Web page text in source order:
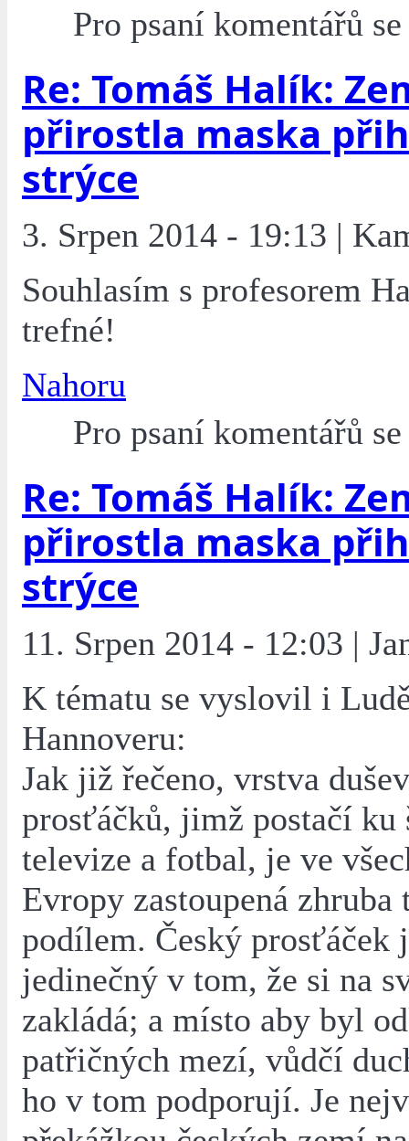
Pro psaní komentářů
Re: Tomáš Halík:
přirostla maska
strýce
3. Srpen 2014 - 19:13 |
Souhlasím s profesorem
trefné!
Nahoru
Pro psaní komentářů
Re: Tomáš Halík:
přirostla maska
strýce
11. Srpen 2014 - 12:03 |
K tématu se vyslovil i
Hannoveru:
Jak již řečeno, vrstva
prosťáčků, jimž postačí ku
televize a fotbal, je ve
Evropy zastoupená zhruba
podílem. Český prosťáček
jedinečný v tom, že si na
zakládá; a místo aby byl
patřičných mezí, vůdčí
ho v tom podporují. Je